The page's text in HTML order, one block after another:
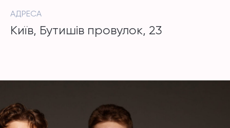
АДРЕСА
Київ, Бутишів провулок, 23